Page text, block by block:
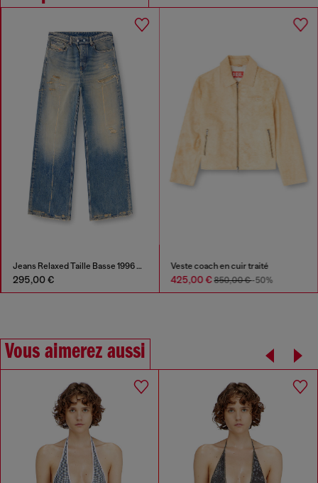
Jeans Relaxed Taille Basse 1996 D-Sire
295,00 €
Veste coach en cuir traité
425,00 €850,00 €-50%
Vous aimerez aussi